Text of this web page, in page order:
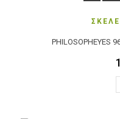
PHILOSOPHEYES